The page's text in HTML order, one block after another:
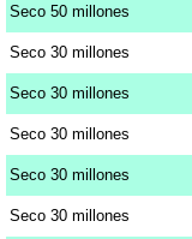
Seco 50 millones
Seco 30 millones
Seco 30 millones
Seco 30 millones
Seco 30 millones
Seco 30 millones